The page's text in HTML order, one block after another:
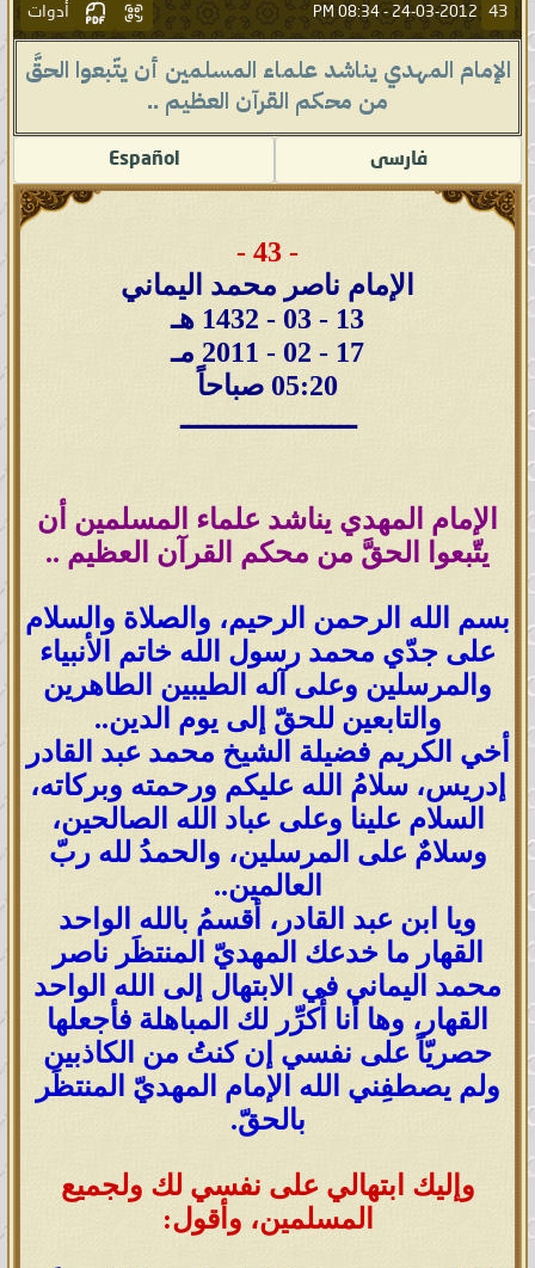
43
24-03-2012 -
08:34 PM أدوات
الإمام المهدي يناشد علماء المسلمين أن يتّبعوا الحقَّ
من محكم القرآن العظيم ..
فارسى Español
- 43 -
الإمام ناصر محمد اليماني
13 - 03 - 1432 هـ
17 - 02 - 2011 مـ
05:20 صباحاً
ـــــــــــــــــــــ
الإمام المهدي يناشد علماء المسلمين أن
يتّبعوا الحقَّ من محكم القرآن العظيم ..
بسم الله الرحمن الرحيم، والصلاة والسلام
على جدّي محمد رسول الله خاتم الأنبياء
والمرسلين وعلى آله الطيبين الطاهرين
والتابعين للحقّ إلى يوم الدين..
أخي الكريم فضيلة الشيخ محمد عبد القادر
إدريس، سلامُ الله عليكم ورحمته وبركاته،
السلام علينا وعلى عباد الله الصالحين،
وسلامٌ على المرسلين، والحمدُ لله ربّ
العالمين..
ويا ابن عبد القادر، أقسمُ بالله الواحد
القهار ما خدعك المهديّ المنتظَر ناصر
محمد اليماني في الابتهال إلى الله الواحد
القهار، وها أنا أُكرِّر لك المباهلة فأجعلها
حصريّاً على نفسي إن كنتُ من الكاذبين
ولم يصطفِني الله الإمام المهديّ المنتظَر
بالحقّ.
وإليك ابتهالي على نفسي لك ولجميع
المسلمين، وأقول: